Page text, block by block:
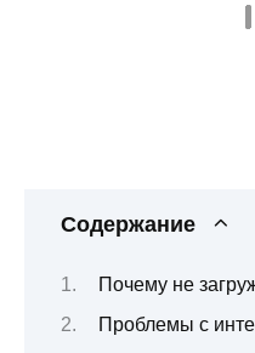
Содержание
Почему не
Проблемы с